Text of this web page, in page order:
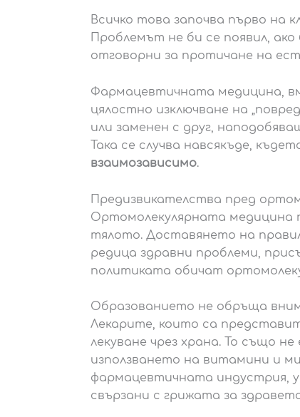
Всичко това започва първо на
Проблемът не би се появил,
отговорни за протичане на
Фармацевтичната медицина,
цялостно изключване на
или заменен с друг,
Така се случва навсякъде,
взаимозависимо.
Предизвикателства пред
Ортомолекулярната медицина
тялото. Доставянето на
редица здравни проблеми,
политиката обичат
Образованието не обръща
Лекарите, които са
лекуване чрез храна. То също
използването на витамини и
фармацевтичната индустрия,
свързани с грижата за